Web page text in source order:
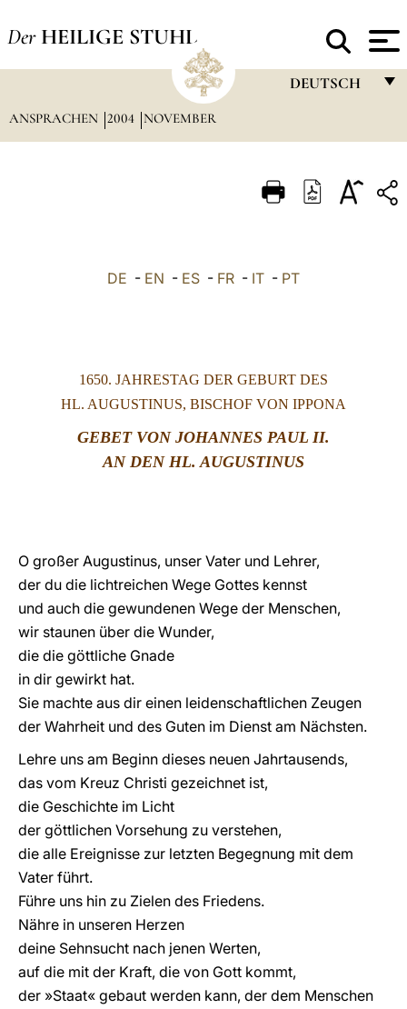
Der HEILIGE STUHL
DEUTSCH
ITALIANO
中文
LATINE
ANSPRACHEN 2004 NOVEMBER
DE - EN - ES - FR - IT - PT
1650. JAHRESTAG DER GEBURT DES
HL. AUGUSTINUS, BISCHOF VON IPPONA
GEBET VON JOHANNES PAUL II.
AN DEN HL. AUGUSTINUS
O großer Augustinus, unser Vater und Lehrer,
der du die lichtreichen Wege Gottes kennst
und auch die gewundenen Wege der Menschen,
wir staunen über die Wunder,
die die göttliche Gnade
in dir gewirkt hat.
Sie machte aus dir einen leidenschaftlichen Zeugen
der Wahrheit und des Guten im Dienst am Nächsten.
Lehre uns am Beginn dieses neuen Jahrtausends,
das vom Kreuz Christi gezeichnet ist,
die Geschichte im Licht
der göttlichen Vorsehung zu verstehen,
die alle Ereignisse zur letzten Begegnung mit dem
Vater führt.
Führe uns hin zu Zielen des Friedens.
Nähre in unseren Herzen
deine Sehnsucht nach jenen Werten,
auf die mit der Kraft, die von Gott kommt,
der »Staat« gebaut werden kann, der dem Menschen